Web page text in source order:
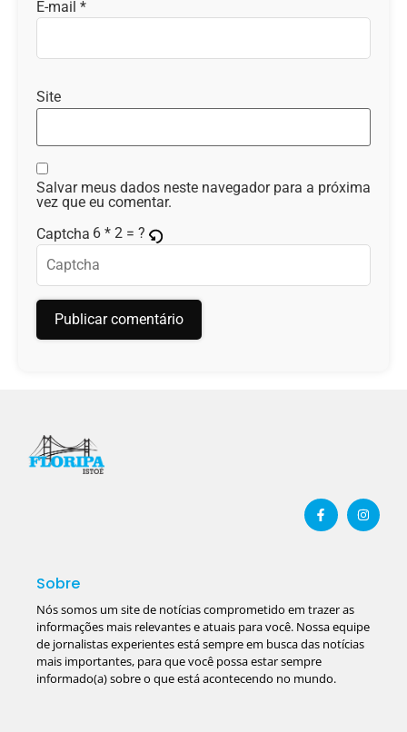
E-mail *
Site
Salvar meus dados neste navegador para a próxima
vez que eu comentar.
Captcha 6 * 2 = ?
Sobre
Nós somos um site de notícias comprometido em trazer as
informações mais relevantes e atuais para você. Nossa equipe
de jornalistas experientes está sempre em busca das notícias
mais importantes, para que você possa estar sempre
informado(a) sobre o que está acontecendo no mundo.